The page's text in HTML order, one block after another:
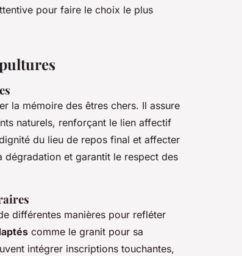
pour faire le choix le plus
la mémoire des êtres chers. Il assure
naturels, renforçant le lien affectif
du lieu de repos final et affecter
dégradation et garantit le respect des
différentes manières pour refléter
comme le granit pour sa
intégrer inscriptions touchantes,